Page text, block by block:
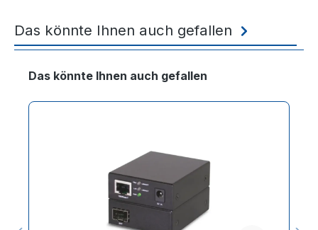
Das könnte Ihnen auch gefallen
Produktgalerie überspringen
Das könnte Ihnen auch gefallen